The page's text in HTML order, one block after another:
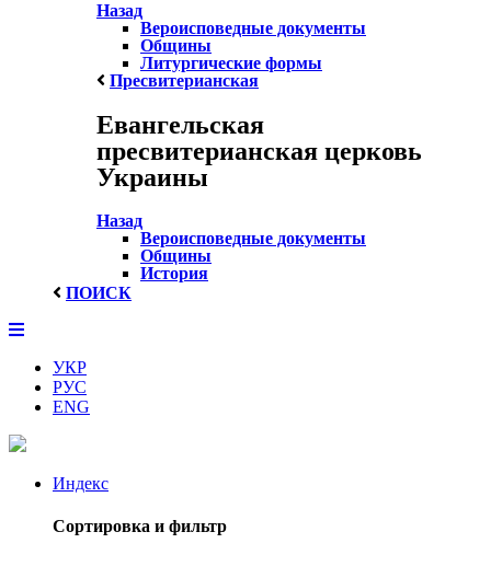
Назад
Вероисповедные документы
Общины
Литургические формы
Пресвитерианская
Евангельская
пресвитерианская церковь
Украины
Назад
Вероисповедные документы
Общины
История
ПОИСК
УКР
РУС
ENG
Индекс
Сортировка и фильтр